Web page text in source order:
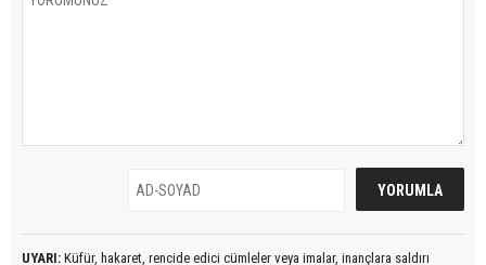
UYARI: Küfür, hakaret, rencide edici cümleler veya imalar, inançlara saldırı